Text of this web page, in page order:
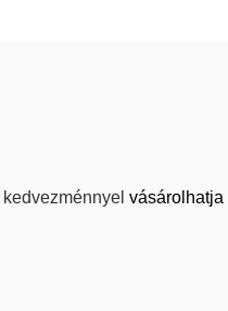
kedvezménnyel vásárolhatja